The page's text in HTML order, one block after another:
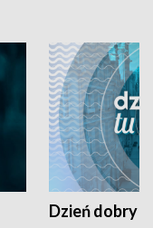
Dzień dobry